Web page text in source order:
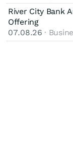
River City Bank
Offering
07.08.26 ·